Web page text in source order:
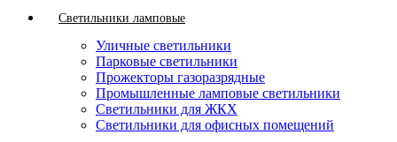
Светильники ламповые
Уличные светильники
Парковые светильники
Прожекторы газоразрядные
Промышленные ламповые светильники
Светильники для ЖКХ
Светильники для офисных помещений